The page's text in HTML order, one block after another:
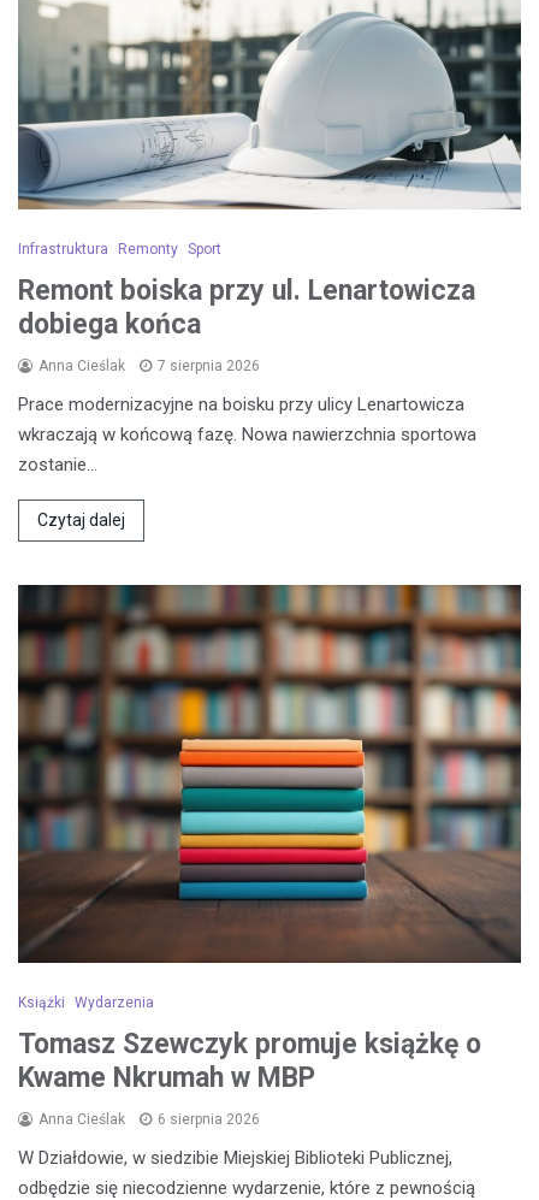
Infrastruktura Remonty Sport
Remont boiska przy ul. Lenartowicza
dobiega końca
Anna Cieślak 7 sierpnia 2026
Prace modernizacyjne na boisku przy ulicy Lenartowicza
wkraczają w końcową fazę. Nowa nawierzchnia sportowa
zostanie…
Czytaj dalej
Książki Wydarzenia
Tomasz Szewczyk promuje książkę o
Kwame Nkrumah w MBP
Anna Cieślak 6 sierpnia 2026
W Działdowie, w siedzibie Miejskiej Biblioteki Publicznej,
odbędzie się niecodzienne wydarzenie, które z pewnością